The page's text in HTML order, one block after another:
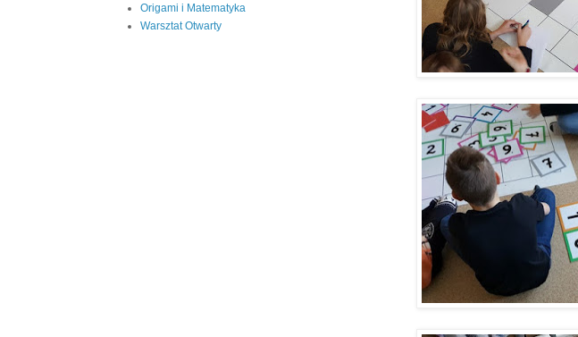
Origami i Matematyka
Warsztat Otwarty